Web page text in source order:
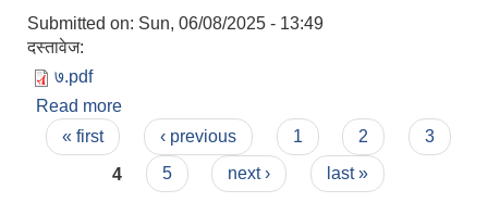
Submitted on: Sun, 06/08/2025 - 13:49
दस्तावेज:
७.pdf
Read more
आ.व.२०७७/०७८
Pages
« first ‹ previous 1 2
3
4
5 next › last »